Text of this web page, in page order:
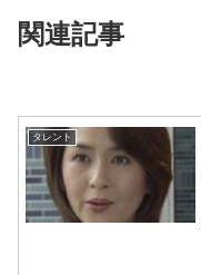
関連記事
タレント